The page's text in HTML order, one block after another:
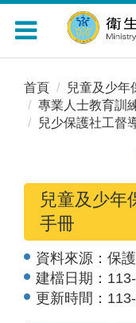
Toggle
navigation
首頁 兒童及少年
專業人士教育訓
兒少保護社工督
兒童及少年
手冊
資料來源： 保
建檔日期：
更新時間：